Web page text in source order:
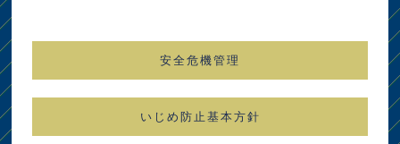
安全危機管理
いじめ防止基本方針